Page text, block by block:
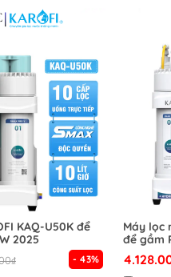
KAQ-U50K để
2025
- 43%
Máy lọc
để gầm